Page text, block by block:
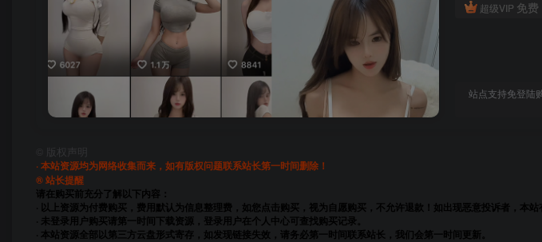
超级VIP 免费
站点支持免登陆
版权声明
· 本站资源均为网络收集而来，如有版权问题联系站长第一时间删除！
® 站长提醒
请在购买前充分了解以下内容：
· 以上资源为付费购买，费用默认为信息整理费，如您点击购买，视为自愿购买，不允许退款！如出现恶意投诉者，本站
· 未登录用户购买请第一时间下载资源，登录用户在个人中心可查找购买记录。
· 本站资源全部以第三方云盘形式寄存，如发现链接失效，请务必第一时间联系站长，我们会第一时间更新。